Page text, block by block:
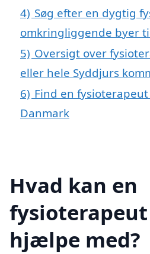
4) Søg efter en dygtig
omkringliggende byer
5) Oversigt over
eller hele Syddjurs
6) Find en
Danmark
Hvad kan en
hjælpe med?